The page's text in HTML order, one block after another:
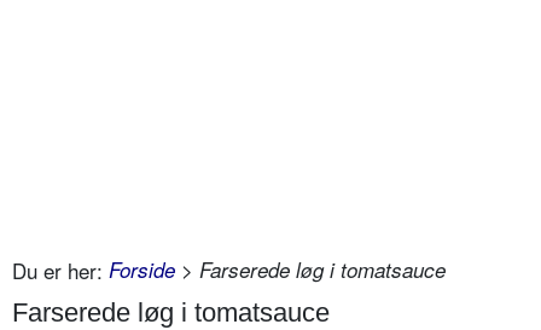
Du er her: Forside > Farserede løg i tomatsauce
Farserede løg i tomatsauce